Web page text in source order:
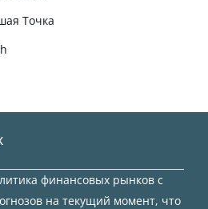
Точка
финансовых рынков с
на текущий момент, что